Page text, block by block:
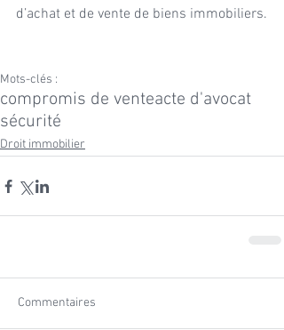
d’achat et de vente de biens immobiliers.
Mots-clés :
compromis de venteacte d'avocat
sécurité
Droit immobilier
Commentaires